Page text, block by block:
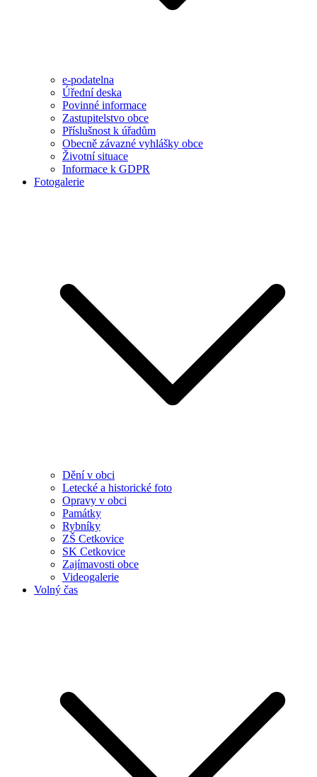
e-podatelna
Úřední deska
Povinné informace
Zastupitelstvo obce
Příslušnost k úřadům
Obecně závazné vyhlášky obce
Životní situace
Informace k GDPR
Fotogalerie
Dění v obci
Letecké a historické foto
Opravy v obci
Památky
Rybníky
ZŠ Cetkovice
SK Cetkovice
Zajímavosti obce
Videogalerie
Volný čas